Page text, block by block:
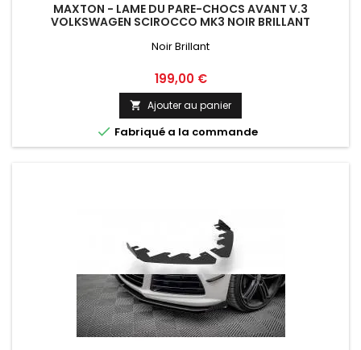
MAXTON - LAME DU PARE-CHOCS AVANT V.3
VOLKSWAGEN SCIROCCO MK3 NOIR BRILLANT
Noir Brillant
Prix
199,00 €
 Ajouter au panier
 Fabriqué a la commande